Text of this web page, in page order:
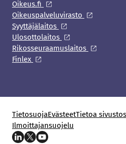
Oikeus.fi
Oikeuspalveluvirasto
Syyttäjälaitos
Ulosottolaitos
Rikosseuraamuslaitos
Finlex
TietosuojaEvästeetTietoa
Ilmoittajansuojelu